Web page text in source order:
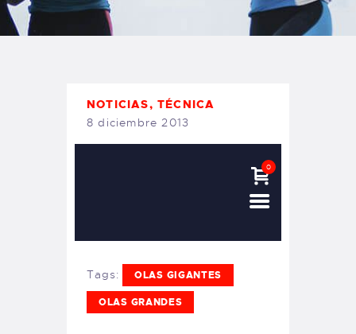
TIENDA FAMILY SURFERS
WEBCAM SALINAS
NOTICIAS,TÉCNICA
8 diciembre 2013
0
Tags: OLAS GIGANTES
OLAS GRANDES